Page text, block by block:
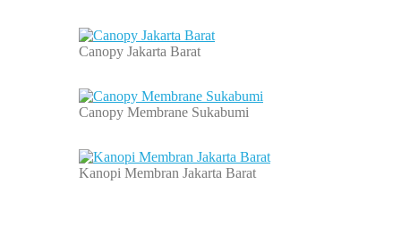
Canopy Jakarta Barat
Canopy Membrane Sukabumi
Kanopi Membran Jakarta Barat